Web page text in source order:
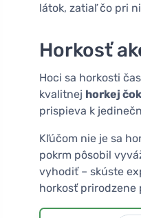
látok, zatiaľ čo pri
Horkosť
Hoci sa horkosti
kvalitnej horkej
prispieva k
Kľúčom nie je sa
pokrm pôsobil
vyhodiť – skúste
horkosť prirodzene